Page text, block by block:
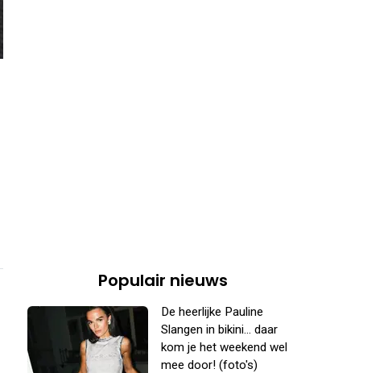
Populair nieuws
De heerlijke Pauline
Slangen in bikini... daar
kom je het weekend wel
mee door! (foto's)